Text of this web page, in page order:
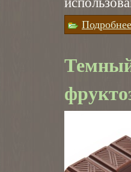
Подробнее